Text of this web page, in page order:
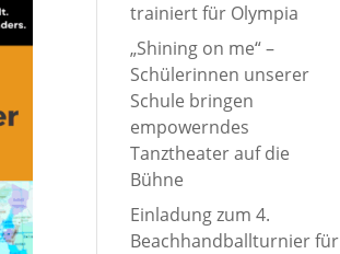
trainiert für Olympia
„Shining on me“ –
Schülerinnen unserer
Schule bringen
empowerndes
Tanztheater auf die
Bühne
Einladung zum 4.
Beachhandballturnier für